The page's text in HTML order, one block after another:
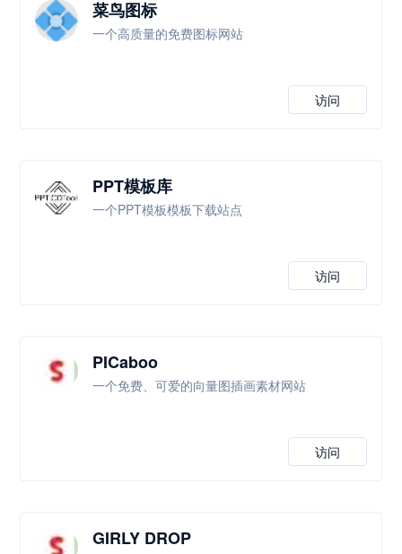
菜鸟图标
一个高质量的免费图标网站
访问
PPT模板库
一个PPT模板模板下载站点
访问
PICaboo
一个免费、可爱的向量图插画素材网站
访问
GIRLY DROP